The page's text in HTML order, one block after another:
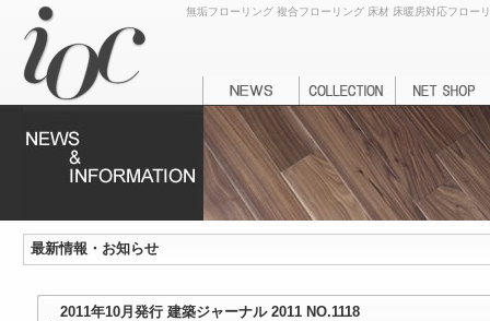
無垢フローリング 複合フローリング 床材 床暖房対応フロー
最新情報・お知らせ
2011年10月発行 建築ジャーナル 2011 NO.1118